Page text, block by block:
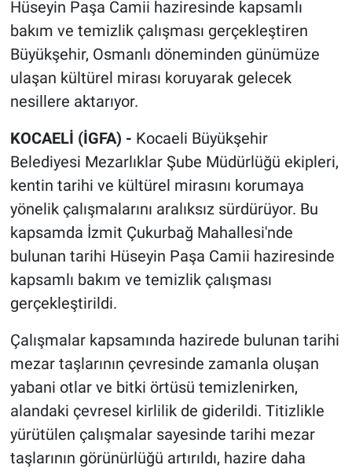
Hüseyin Paşa Camii haziresinde kapsamlı
bakım ve temizlik çalışması gerçekleştiren
Büyükşehir, Osmanlı döneminden günümüze
ulaşan kültürel mirası koruyarak gelecek
nesillere aktarıyor.
KOCAELİ (İGFA) - Kocaeli Büyükşehir
Belediyesi Mezarlıklar Şube Müdürlüğü ekipleri,
kentin tarihi ve kültürel mirasını korumaya
yönelik çalışmalarını aralıksız sürdürüyor. Bu
kapsamda İzmit Çukurbağ Mahallesi'nde
bulunan tarihi Hüseyin Paşa Camii haziresinde
kapsamlı bakım ve temizlik çalışması
gerçekleştirildi.
Çalışmalar kapsamında hazirede bulunan tarihi
mezar taşlarının çevresinde zamanla oluşan
yabani otlar ve bitki örtüsü temizlenirken,
alandaki çevresel kirlilik de giderildi. Titizlikle
yürütülen çalışmalar sayesinde tarihi mezar
taşlarının görünürlüğü artırıldı, hazire daha